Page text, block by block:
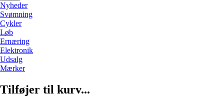
Nyheder
Svømning
Cykler
Løb
Ernæring
Elektronik
Udsalg
Mærker
Tilføjer til kurv...